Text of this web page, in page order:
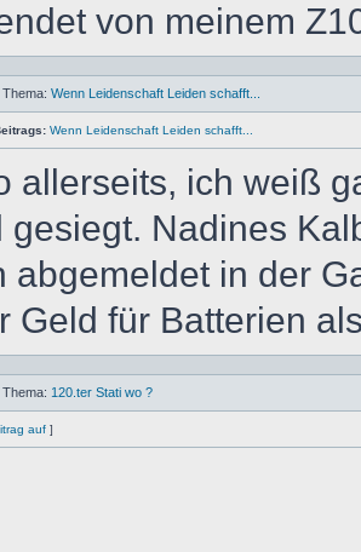
von meinem
Thema: Wenn Leidenschaft Leiden schafft...
Wenn Leidenschaft Leiden schafft...
allerseits, ich weiß
gesiegt. Nadines
abgemeldet in der
Geld für Batterien
Thema: 120.ter Stati wo ?
auf ]